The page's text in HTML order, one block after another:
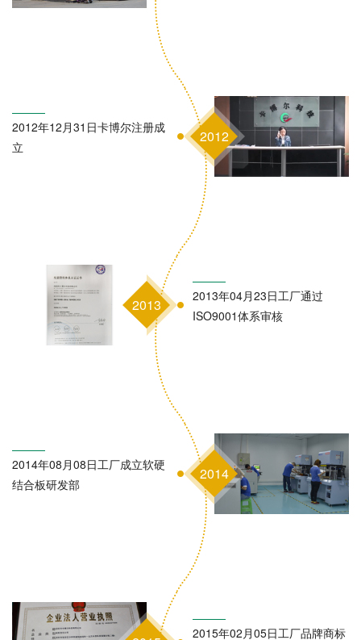
2012
2012年12月31日卡博尔注册成
立
2013
2013年04月23日工厂通过
ISO9001体系审核
2014
2014年08月08日工厂成立软硬
结合板研发部
2015年02月05日工厂品牌商标